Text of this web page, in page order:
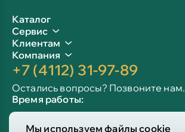
Мы используем файлы cookie
Каталог
Сервис
Клиентам
Компания
+7 (4112) 31-97-89
Остались вопросы? Позвоните нам.
Время работы: